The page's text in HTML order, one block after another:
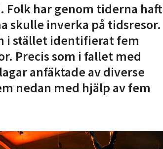
Folk har genom tiderna haft
skulle inverka på tidsresor.
i stället identifierat fem
Precis som i fallet med
anfäktade av diverse
nedan med hjälp av fem